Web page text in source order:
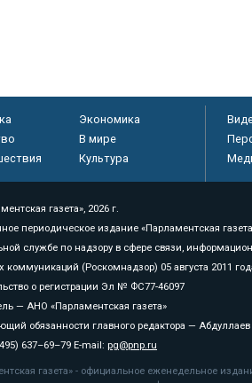
Экономика
В мире
Культура
газета», 2026 г.
периодическое издание «Парламентская
службе по надзору в сфере связи,
коммуникаций (Роскомнадзор) 05 августа 2011
о регистрации Эл № ФС77-46097
— АНО «Парламентская газета»
обязанности главного редактора —
637–69–79 E-mail: pg@pnp.ru
газета» - официальное еженедельное